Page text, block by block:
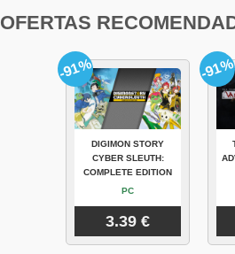
OFERTAS
DIGIMON STORY
CYBER SLEUTH:
COMPLETE EDITION
PC
3.39 €
-91% -91%